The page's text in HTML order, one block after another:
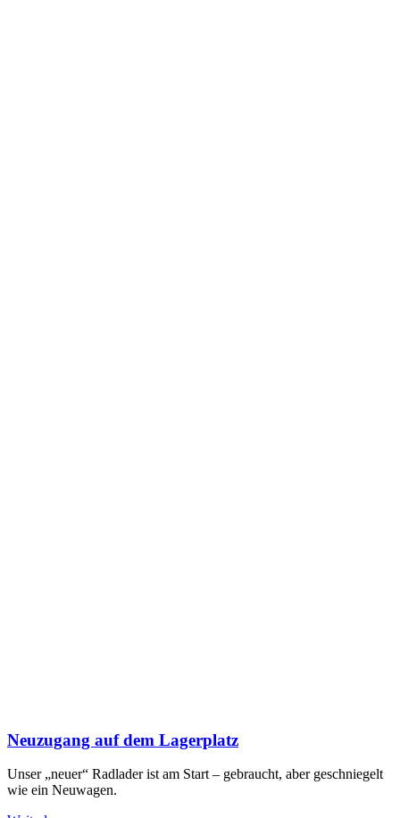
Neuzugang auf dem Lagerplatz
Unser „neuer“ Radlader ist am Start – gebraucht, aber geschniegelt
wie ein Neuwagen.